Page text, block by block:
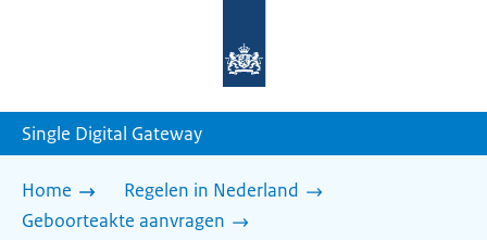
homepage
Single Digital Gateway
Home
Regelen in Nederland
Geboorteakte aanvragen